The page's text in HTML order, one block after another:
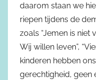
daarom staan we
riepen tijdens de
zoals “Jemen is niet
Wij willen leven”,
kinderen hebben
gerechtigheid, geen